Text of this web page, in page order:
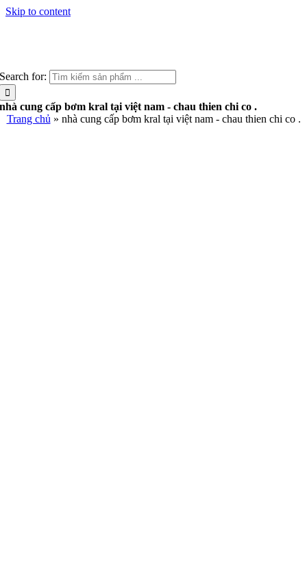
Skip to content
Search for:
nhà cung cấp bơm kral tại việt nam - chau thien chi co .
Trang chủ » nhà cung cấp bơm kral tại việt nam - chau thien chi co .